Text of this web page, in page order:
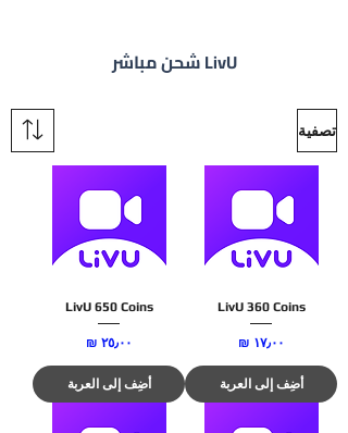
شحن مباشر LivU
تصفية
LivU 360 Coins
السعر
أضِف إلى العربة
LivU 650 Coins
السعر
أضِف إلى العربة